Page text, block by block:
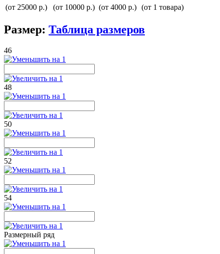
(от 25000 р.)
(от 10000 р.) (от 4000 р.) (от 1 товара)
Размер: Таблица размеров
46
48
50
52
54
Размерный ряд